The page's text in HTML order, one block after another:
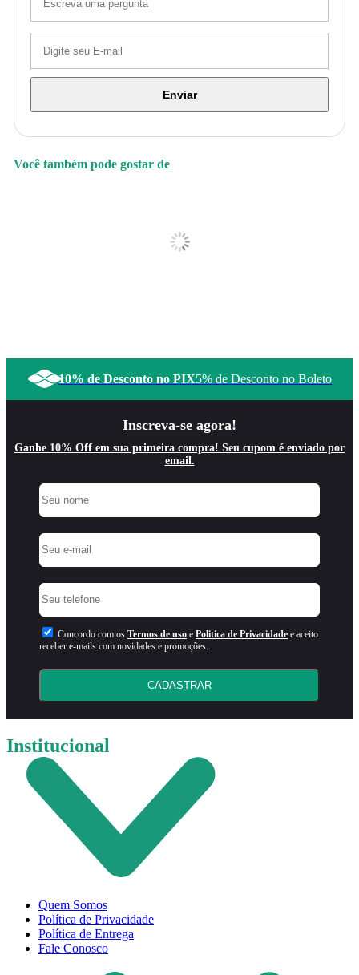
Enviar
Você também pode gostar de
10% de Desconto no PIX5% de Desconto no Boleto
Inscreva-se agora!
Ganhe 10% Off em sua primeira compra! Seu cupom é enviado por
email.
Concordo com os Termos de uso e Politica de Privacidade e aceito
receber e-mails com novidades e promoções.
CADASTRAR
Institucional
Quem Somos
Política de Privacidade
Política de Entrega
Fale Conosco